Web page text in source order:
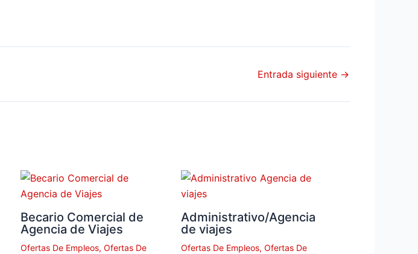
Entrada siguiente →
Becario Comercial de
Agencia de Viajes
Ofertas De Empleos, Ofertas De
Administrativo/Agencia
de viajes
Ofertas De Empleos, Ofertas De